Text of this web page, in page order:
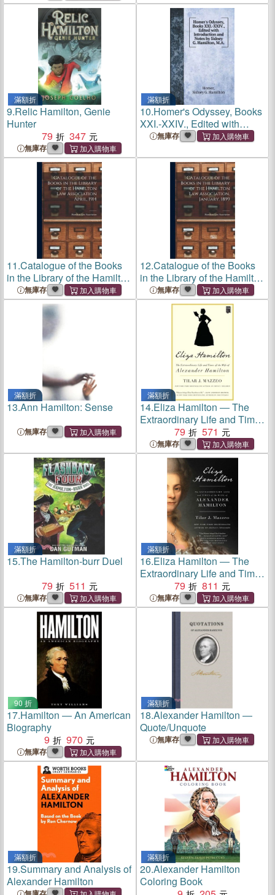
滿額折
9.Relic Hamilton, Genie
Hunter
79
347
無庫存
滿額折
10.Homer's Odyssey, Books
XXI.-XXIV., Edited with
Introduction and Notes by
無庫存
11.Catalogue of the Books
in the Library of the Hamilton
Law Association April, 1914
[microform]
無庫存
12.Catalogue of the Books
in the Library of the Hamilton
Law Association, January,
1899 [microform]
無庫存
滿額折
13.Ann Hamilton: Sense
無庫存
滿額折
14.Eliza Hamilton ― The
Extraordinary Life and Times
of the Wife of Alexander
Hamilton
79 571
無庫存
滿額折
15.The Hamilton-burr Duel
79
511
無庫存
滿額折
16.Eliza Hamilton ― The
Extraordinary Life and Times
of the Wife of Alexander
Hamilton
79 811
無庫存
90 折
17.Hamilton ― An American
Biography
9
970
無庫存
滿額折
18.Alexander Hamilton ―
Quote/Unquote
無庫存
滿額折
19.Summary and Analysis of
Alexander Hamilton
滿額折
20.Alexander Hamilton
Coloring Book